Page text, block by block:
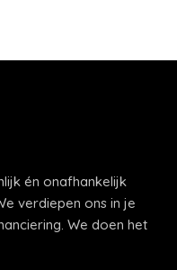
én onafhankelijk
verdiepen ons in je
We doen het